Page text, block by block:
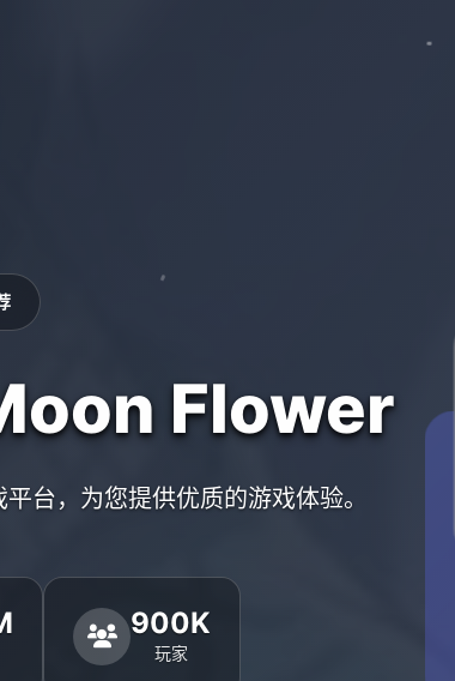
Flower
台，为您提供优质的游戏体验。
900K
玩家